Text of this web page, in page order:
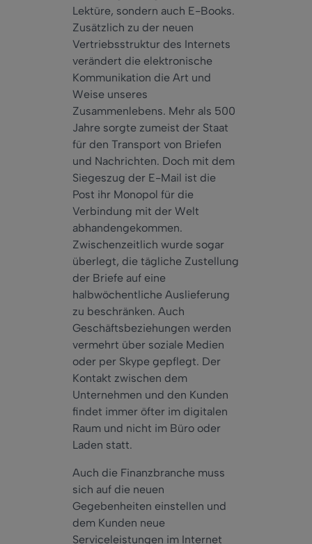
Lektüre, sondern auch E-Books.
Zusätzlich zu der neuen
Vertriebsstruktur des Internets
verändert die elektronische
Kommunikation die Art und
Weise unseres
Zusammenlebens. Mehr als 500
Jahre sorgte zumeist der Staat
für den Transport von Briefen
und Nachrichten. Doch mit dem
Siegeszug der E-Mail ist die
Post ihr Monopol für die
Verbindung mit der Welt
abhandengekommen.
Zwischenzeitlich wurde sogar
überlegt, die tägliche Zustellung
der Briefe auf eine
halbwöchentliche Auslieferung
zu beschränken. Auch
Geschäftsbeziehungen werden
vermehrt über soziale Medien
oder per Skype gepflegt. Der
Kontakt zwischen dem
Unternehmen und den Kunden
findet immer öfter im digitalen
Raum und nicht im Büro oder
Laden statt.
Auch die Finanzbranche muss
sich auf die neuen
Gegebenheiten einstellen und
dem Kunden neue
Serviceleistungen im Internet